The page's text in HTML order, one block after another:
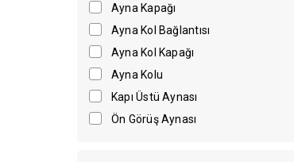
Ayna Kapağı
Ayna Kol Bağlantısı
Ayna Kol Kapağı
Ayna Kolu
Kapı Üstü Aynası
Ön Görüş Aynası